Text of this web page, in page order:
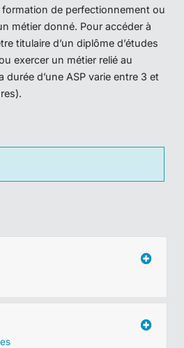
formation de perfectionnement ou
métier donné. Pour accéder à
titulaire d’un diplôme d’études
exercer un métier relié au
durée d’une ASP varie entre 3 et